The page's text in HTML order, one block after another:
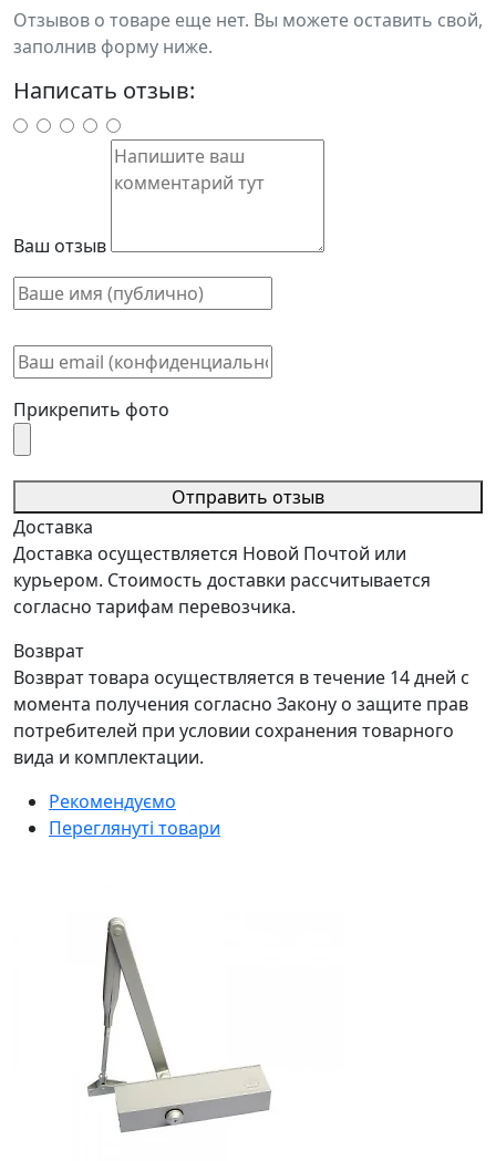
Отзывов о товаре еще нет. Вы можете оставить свой,
заполнив форму ниже.
Написать отзыв:
Ваш отзыв
Прикрепить фото
Отправить отзыв
Доставка
Доставка осуществляется Новой Почтой или
курьером. Стоимость доставки рассчитывается
согласно тарифам перевозчика.
Возврат
Возврат товара осуществляется в течение 14 дней с
момента получения согласно Закону о защите прав
потребителей при условии сохранения товарного
вида и комплектации.
Рекомендуємо
Переглянуті товари